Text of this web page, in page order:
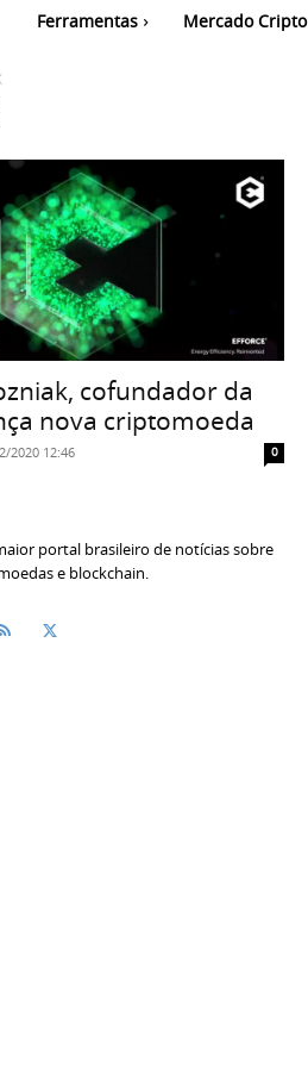
Ferramentas Mercado Cripto
cofundador da
nova criptomoeda
2020 12:46 0
portal brasileiro de notícias sobre
e blockchain.